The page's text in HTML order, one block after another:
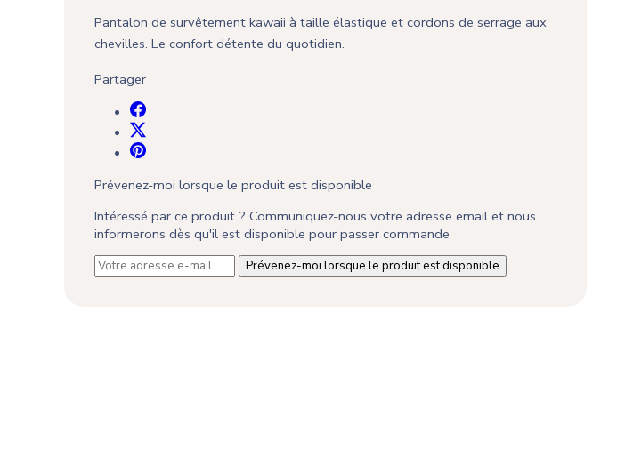
Pantalon de survêtement kawaii à taille élastique et cordons de serrage aux
chevilles. Le confort détente du quotidien.
Partager
Prévenez-moi lorsque le produit est disponible
Intéressé par ce produit ? Communiquez-nous votre adresse email et nous
informerons dès qu'il est disponible pour passer commande
Prévenez-moi lorsque le produit est disponible